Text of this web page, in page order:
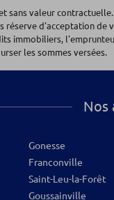
Rives de Paris
Plus
Rives de Paris
10
sans valeur contractuelle.
réserve d'acceptation
immobiliers,
les sommes versées.
Nos
Gonesse
Franconville
Saint-Leu-la-Forêt
Goussainville